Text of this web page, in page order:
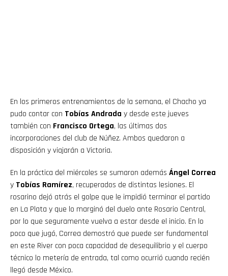
En los primeros entrenamientos de la semana, el Chacho ya
pudo contar con Tobías Andrada y desde este jueves
también con Francisco Ortega, las últimas dos
incorporaciones del club de Núñez. Ambos quedaron a
disposición y viajarán a Victoria.
En la práctica del miércoles se sumaron además Ángel Correa
y Tobías Ramírez, recuperados de distintas lesiones. El
rosarino dejó atrás el golpe que le impidió terminar el partido
en La Plata y que lo marginó del duelo ante Rosario Central,
por lo que seguramente vuelva a estar desde el inicio. En lo
poco que jugó, Correa demostró que puede ser fundamental
en este River con poca capacidad de desequilibrio y el cuerpo
técnico lo metería de entrada, tal como ocurrió cuando recién
llegó desde México.